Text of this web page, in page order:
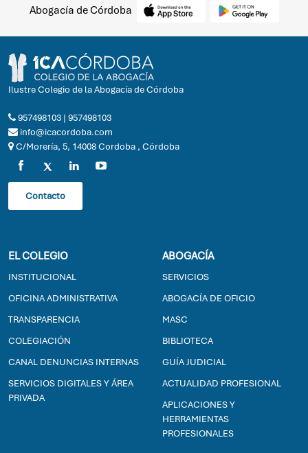
Abogacía de Córdoba
Ilustre Colegio de la Abogacía de Córdoba
957498103 | 957498103
info@icacordoba.com
C/Morería, 5, 14008 Cordoba , Córdoba
Contacto
EL COLEGIO
INSTITUCIONAL
OFICINA ADMINISTRATIVA
TRANSPARENCIA
COLEGIACIÓN
CANAL DENUNCIAS INTERNAS
SERVICIOS DIGITALES Y ÁREA
PRIVADA
ABOGACÍA
SERVICIOS
ABOGACÍA DE OFICIO
MASC
BIBLIOTECA
GUÍA JUDICIAL
ACTUALIDAD PROFESIONAL
APLICACIONES Y
HERRAMIENTAS
PROFESIONALES